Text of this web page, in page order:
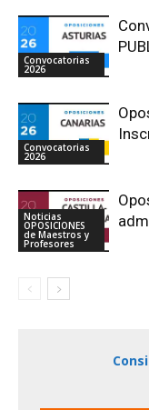
Convocatorias
2026
Convocatorias
2026
Noticias
OPOSICIONES
de Maestros y
Profesores